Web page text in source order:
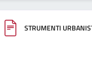
STRUMENTI